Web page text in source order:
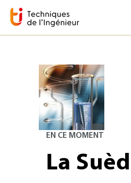
EN CE MOMENT
La